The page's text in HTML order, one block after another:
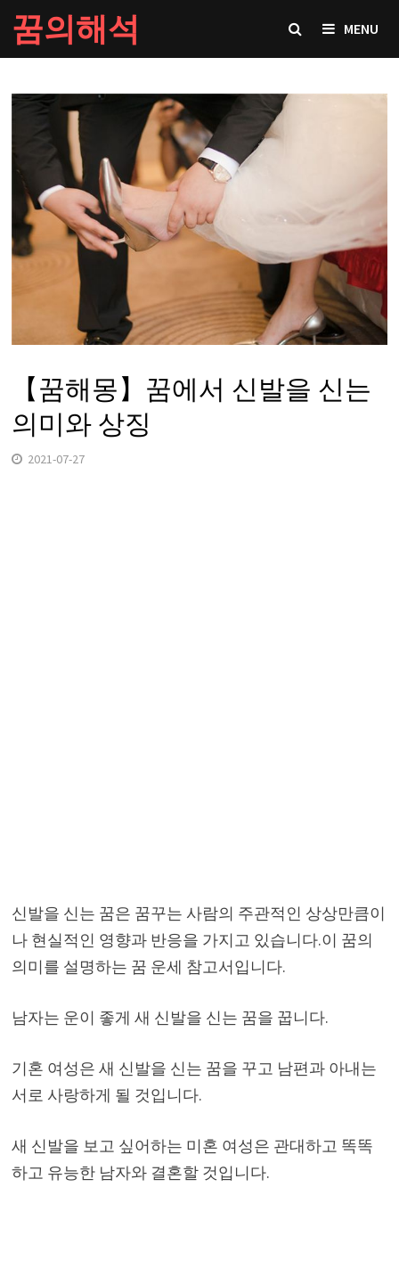
Skip
to
content
꿈의해석 MENU
【꿈해몽】꿈에서 신발을 신는
의미와 상징
2021-07-27
신발을 신는 꿈은 꿈꾸는 사람의 주관적인 상상만큼이
나 현실적인 영향과 반응을 가지고 있습니다.이 꿈의
의미를 설명하는 꿈 운세 참고서입니다.
남자는 운이 좋게 새 신발을 신는 꿈을 꿉니다.
기혼 여성은 새 신발을 신는 꿈을 꾸고 남편과 아내는
서로 사랑하게 될 것입니다.
새 신발을 보고 싶어하는 미혼 여성은 관대하고 똑똑
하고 유능한 남자와 결혼할 것입니다.